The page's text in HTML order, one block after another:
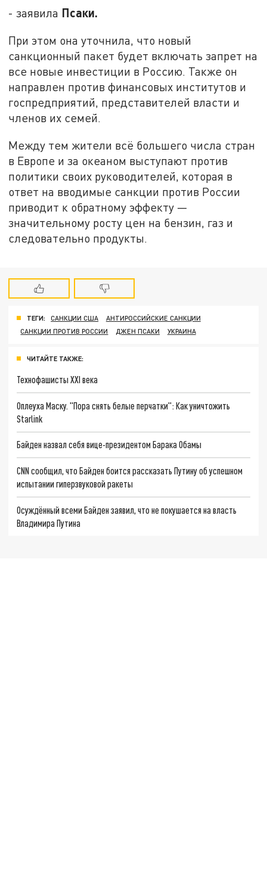
- заявила Псаки.
При этом она уточнила, что новый
санкционный пакет будет включать запрет на
все новые инвестиции в Россию. Также он
направлен против финансовых институтов и
госпредприятий, представителей власти и
членов их семей.
Между тем жители всё большего числа стран
в Европе и за океаном выступают против
политики своих руководителей, которая в
ответ на вводимые санкции против России
приводит к обратному эффекту —
значительному росту цен на бензин, газ и
следовательно продукты.
ТЕГИ: САНКЦИИ США
АНТИРОССИЙСКИЕ САНКЦИИ
САНКЦИИ ПРОТИВ РОССИИ
ДЖЕН ПСАКИ УКРАИНА
ЧИТАЙТЕ ТАКЖЕ:
Технофашисты XXI века
Оплеуха Маску. "Пора снять белые перчатки": Как уничтожить
Starlink
Байден назвал себя вице-президентом Барака Обамы
CNN сообщил, что Байден боится рассказать Путину об успешном
испытании гиперзвуковой ракеты
Осуждённый всеми Байден заявил, что не покушается на власть
Владимира Путина